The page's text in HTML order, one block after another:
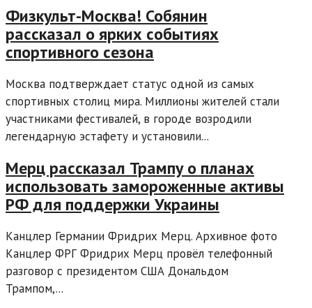
Физкульт-Москва! Собянин
рассказал о ярких событиях
спортивного сезона
Москва подтверждает статус одной из самых
спортивных столиц мира. Миллионы жителей стали
участниками фестивалей, в городе возродили
легендарную эстафету и установили...
Мерц рассказал Трампу о планах
использовать замороженные активы
РФ для поддержки Украины
Канцлер Германии Фридрих Мерц. Архивное фото
Канцлер ФРГ Фридрих Мерц провёл телефонный
разговор с президентом США Дональдом
Трампом,...